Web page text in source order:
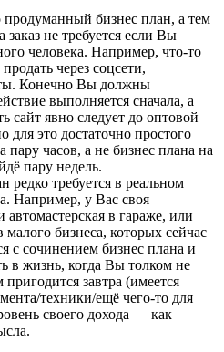
бизнес план, а тем
не требуется если Вы
человека. Например, что-то
через соцсети,
Конечно Вы должны
выполняется сначала, а
сайт явно следует до оптовой
это достаточно простого
пару часов, а не бизнес плана на
пару недель.
редко требуется в реальном
Например, у Вас своя
автомастерская в гараже, или
бизнеса, которых сейчас
с сочинением бизнес плана и
в жизнь, когда Вы толком не
завтра (имеется
техники/ещё чего-то для
своего дохода — как